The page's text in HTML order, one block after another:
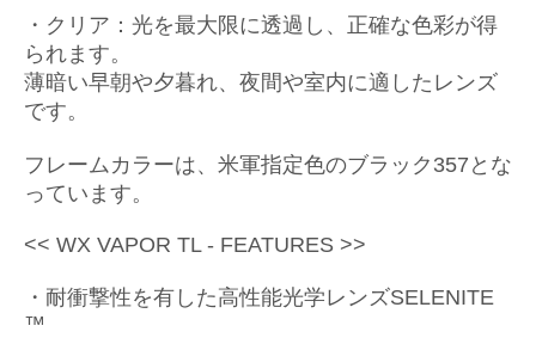
・クリア：光を最大限に透過し、正確な色彩が得
られます。
薄暗い早朝や夕暮れ、夜間や室内に適したレンズ
です。
フレームカラーは、米軍指定色のブラック357とな
っています。
<< WX VAPOR TL - FEATURES >>
・耐衝撃性を有した高性能光学レンズSELENITE
™